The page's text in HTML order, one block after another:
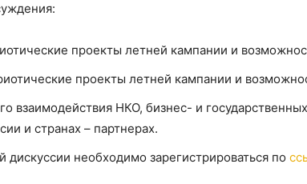
проекты летней кампании и
проекты летней кампании и
взаимодействия НКО, бизнес- и
и странах – партнерах.
дискуссии необходимо зарегистрироваться по